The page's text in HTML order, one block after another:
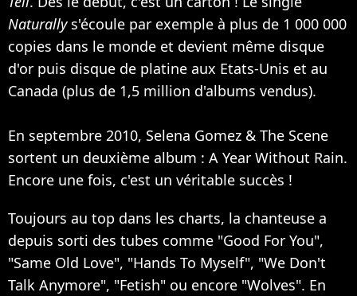
Naturallys'écoule par exemple à plus de 1 000 000
copies dans le monde et devient même disque
d'or puis disque de platine aux Etats-Unis et au
Canada (plus de 1,5 million d'albums vendus).
En septembre 2010, Selena Gomez & The Scene
sortent un deuxième album : A Year Without Rain.
Encore une fois, c'est un véritable succès !
Toujours au top dans les charts, la chanteuse a
depuis sorti des tubes comme "Good For You",
"Same Old Love", "Hands To Myself", "We Don't
Talk Anymore", "Fetish" ou encore "Wolves". En